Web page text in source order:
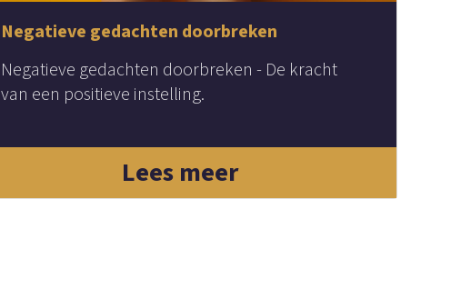
Negatieve gedachten doorbreken
Negatieve gedachten doorbreken - De kracht
van een positieve instelling.
Lees meer